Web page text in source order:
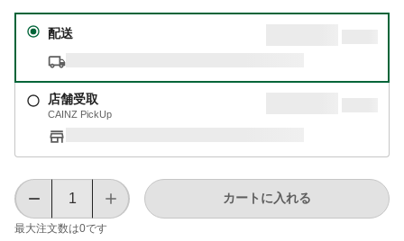
配送
店舗受取
CAINZ PickUp
最大注文数は0です
カートに入れる